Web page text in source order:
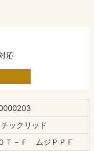
応
ックリッド
Ｔ－Ｆ ムジＰＰＦ